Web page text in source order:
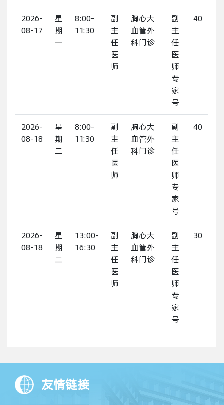
2026-
08-17
星
期
一
8:00-
11:30
副
主
任
医
师
胸心大
血管外
科门诊
副
主
任
医
师
专
家
号
40
2026-
08-18
星
期
二
8:00-
11:30
副
主
任
医
师
胸心大
血管外
科门诊
副
主
任
医
师
专
家
号
40
2026-
08-18
星
期
二
13:00-
16:30
副
主
任
医
师
胸心大
血管外
科门诊
副
主
任
医
师
专
家
号
30
友情链接